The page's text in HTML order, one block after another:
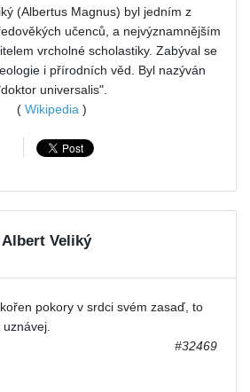
(Albertus Magnus) byl jedním z
učenců, a nejvýznamnějším
vrcholné scholastiky. Zabýval se
i přírodních věd. Byl nazýván
universalis".
( Wikipedia)
Veliký
pokory v srdci svém zasaď, to
#32469